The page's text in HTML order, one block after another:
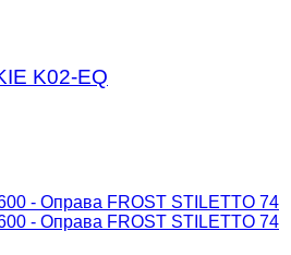
K02-EQ